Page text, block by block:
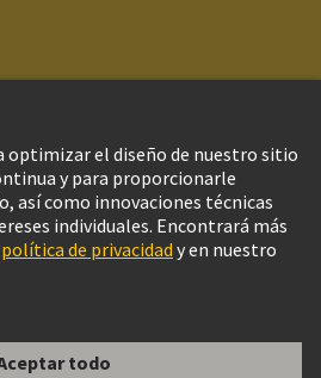
Legal WebInformación al cliente